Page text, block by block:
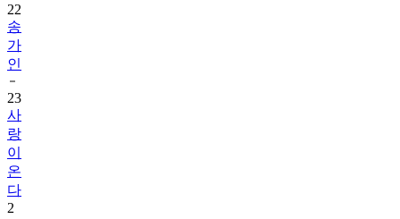
22
송
가
인
23
사
랑
이
온
다
2